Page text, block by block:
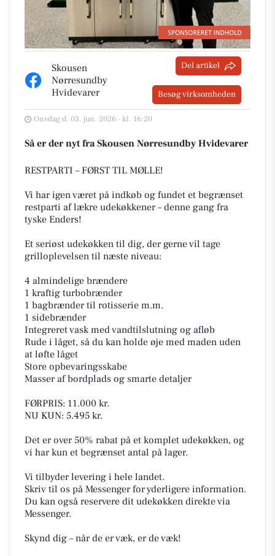
Skousen
Nørresundby
Hvidevarer
Del artikel
Besøg virksomheden
Onsdag d. 03. jun. 2026 - kl. 16:20
Så er der nyt fra Skousen Nørresundby Hvidevarer
RESTPARTI – FØRST TIL MØLLE!
Vi har igen været på indkøb og fundet et begrænset
restparti af lækre udekøkkener – denne gang fra
tyske Enders!
Et seriøst udekøkken til dig, der gerne vil tage
grilloplevelsen til næste niveau:
4 almindelige brændere
1 kraftig turbobrænder
1 bagbrænder til rotisserie m.m.
1 sidebrænder
Integreret vask med vandtilslutning og afløb
Rude i låget, så du kan holde øje med maden uden
at løfte låget
Store opbevaringsskabe
Masser af bordplads og smarte detaljer
FØRPRIS: 11.000 kr.
NU KUN: 5.495 kr.
Det er over 50% rabat på et komplet udekøkken, og
vi har kun et begrænset antal på lager.
Vi tilbyder levering i hele landet.
Skriv til os på Messenger for yderligere information.
Du kan også reservere dit udekøkken direkte via
Messenger.
Skynd dig – når de er væk, er de væk!